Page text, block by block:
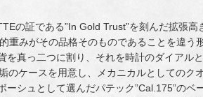
の証である”In Gold Trust”を刻んだ拡張
重みがその品格そのものであることを違う
を真っ二つに割り、それを時計のダイアル
のケースを用意し、メカニカルとしてのク
ーシュとして選んだパテック”Cal.175”の